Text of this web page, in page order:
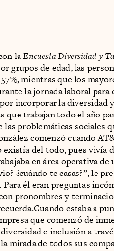
laEncuesta Diversidad y
grupos de edad, las
mientras que los
la jornada laboral
incorporar la diversidad
que trabajan todo el año
las problemáticas sociales
comenzó cuando
existía del todo, pues vivía
en área operativa
¿cuándo te casas?”, le
Para él eran preguntas
pronombres y
estaba a
que comenzó de
e inclusión a
mirada de todos sus